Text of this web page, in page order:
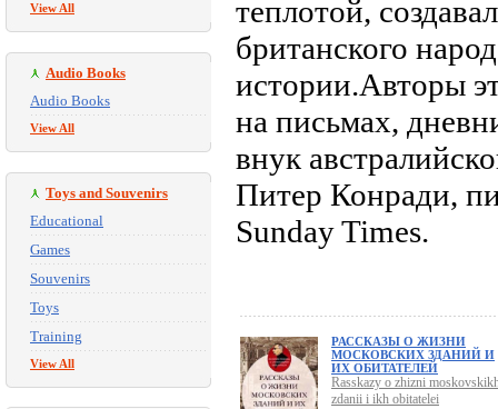
View All
Audio Books
Audio Books
View All
Toys and Souvenirs
Educational
Games
Souvenirs
Toys
Training
View All
теплотой,
британского
истории.Авторы
на письмах,
внук
Питер Конради,
Sunday Times.
РАССКАЗЫ О ЖИЗНИ
МОСКОВСКИХ ЗДАНИЙ И
ИХ ОБИТАТЕЛЕЙ
Rasskazy o zhizni
zdanii i ikh obitatelei